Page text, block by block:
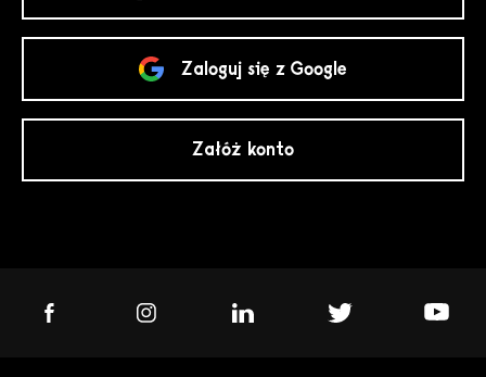
Zaloguj się z Google
Załóż konto